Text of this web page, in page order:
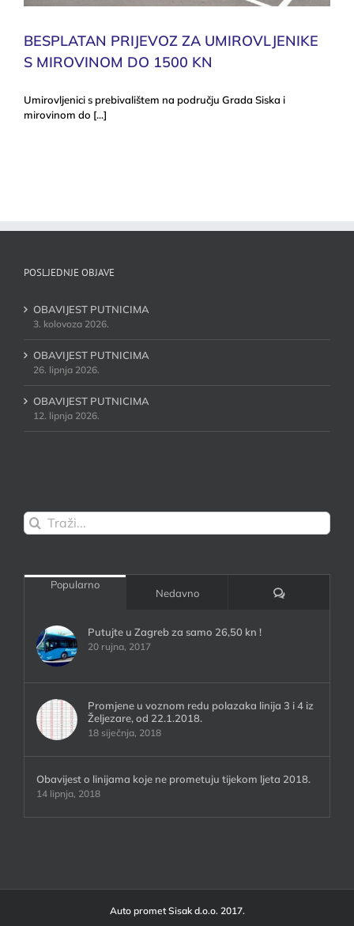
BESPLATAN PRIJEVOZ ZA UMIROVLJENIKE
S MIROVINOM DO 1500 KN
Umirovljenici s prebivalištem na području Grada Siska i
mirovinom do [...]
POSLJEDNJE OBJAVE
OBAVIJEST PUTNICIMA
3. kolovoza 2026.
OBAVIJEST PUTNICIMA
26. lipnja 2026.
OBAVIJEST PUTNICIMA
12. lipnja 2026.
Traži...
Popularno
Nedavno Komentari:
Putujte u Zagreb za samo 26,50 kn !
20 rujna, 2017
Promjene u voznom redu polazaka linija 3 i 4 iz
Željezare, od 22.1.2018.
18 siječnja, 2018
Obavijest o linijama koje ne prometuju tijekom ljeta 2018.
14 lipnja, 2018
Auto promet Sisak d.o.o. 2017.